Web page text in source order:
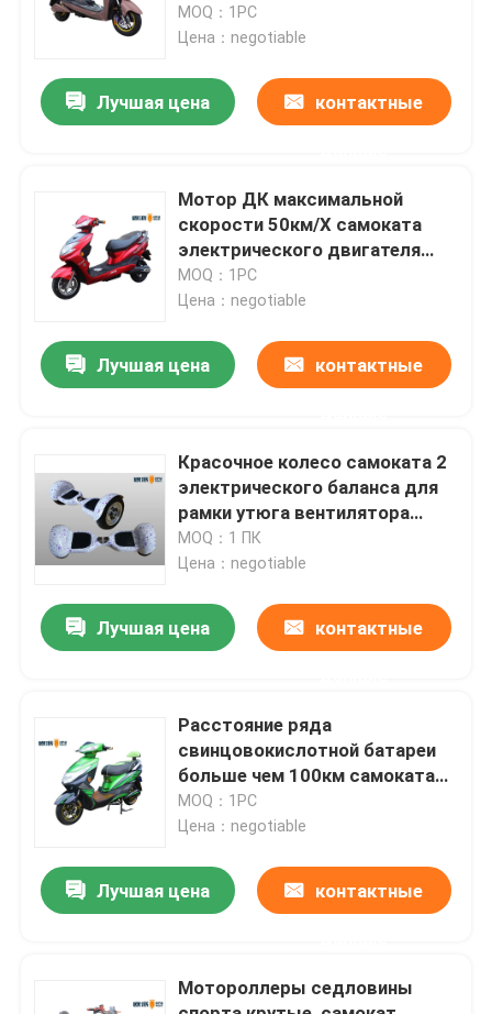
Дом
О нас
Проверка качества
Спросите цитату
Электрический скутер мопеда
Электрический скутер подвижности
мотора 800в/1500в/2000в
MOQ：1PC
Цена：negotiable
Лучшая цена контактные
Мотор ДК максимальной
скорости 50км/Х самоката
электрического двигателя
ЭЭК безщеточный
MOQ：1PC
Цена：negotiable
Лучшая цена контактные
Красочное колесо самоката 2
электрического баланса для
рамки утюга вентилятора
спорт
MOQ：1 ПК
Цена：negotiable
Лучшая цена контактные
Расстояние ряда
свинцовокислотной батареи
больше чем 100км самоката
электрического двигателя
72в20ах мотора 1500В ДК
MOQ：1PC
Цена：negotiable
Лучшая цена контактные
Мотороллеры седловины